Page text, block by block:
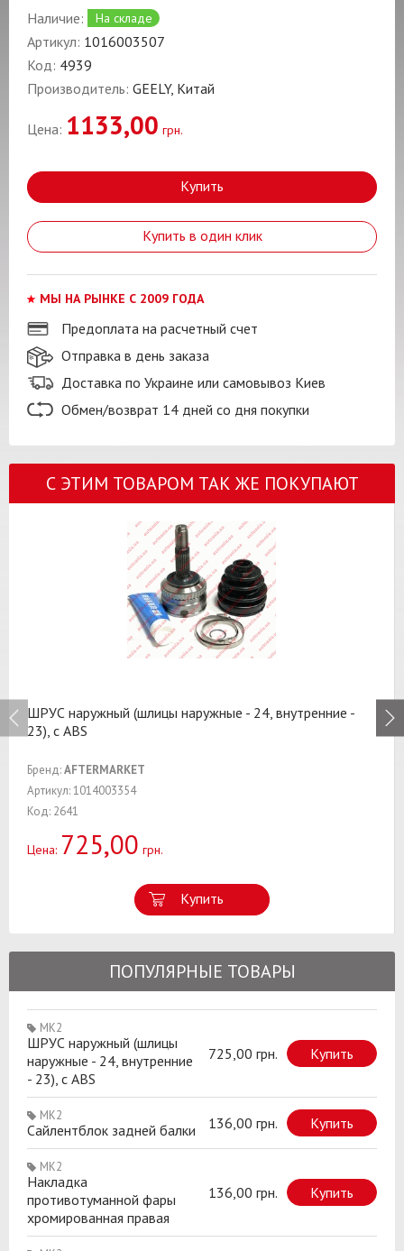
Наличие: На складе
Артикул: 1016003507
Код: 4939
Производитель: GEELY, Китай
Цена: 1133,00 грн.
Купить
Купить в один клик
МЫ НА РЫНКЕ С 2009 ГОДА
Предоплата на расчетный счет
Отправка в день заказа
Доставка по Украине или самовывоз Киев
Обмен/возврат 14 дней со дня покупки
С ЭТИМ ТОВАРОМ ТАК ЖЕ ПОКУПАЮТ
ШРУС наружный (шлицы наружные - 24, внутренние -
23), с ABS
Бренд:AFTERMARKET
Артикул: 1014003354
Код: 2641
Цена: 725,00 грн.
Купить
ПОПУЛЯРНЫЕ ТОВАРЫ
MK2
ШРУС наружный (шлицы
наружные - 24, внутренние
- 23), с ABS
725,00 грн. Купить
MK2
Сайлентблок задней балки 136,00 грн. Купить
MK2
Накладка
противотуманной фары
хромированная правая
136,00 грн. Купить